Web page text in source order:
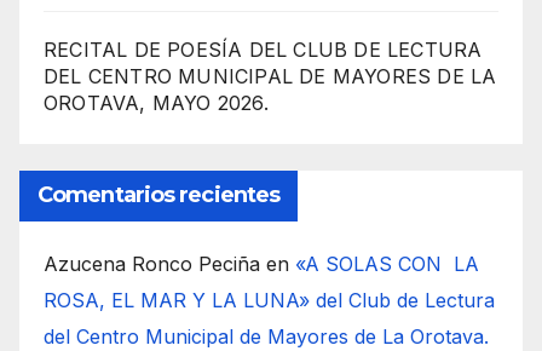
RECITAL DE POESÍA DEL CLUB DE LECTURA
DEL CENTRO MUNICIPAL DE MAYORES DE LA
OROTAVA, MAYO 2026.
Comentarios recientes
Azucena Ronco Peciña en «A SOLAS CON LA
ROSA, EL MAR Y LA LUNA» del Club de Lectura
del Centro Municipal de Mayores de La Orotava.